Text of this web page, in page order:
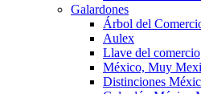
Galardones
Árbol del
Aulex
Llave del comercio
México, Muy
Distinciones